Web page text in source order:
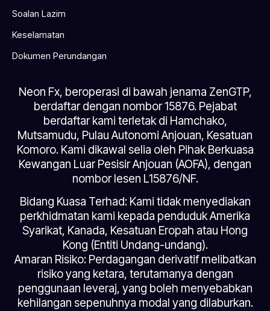
Soalan Lazim
Keselamatan
Dokumen Perundangan
Neon Fx, beroperasi di bawah jenama ZenGTP,
berdaftar dengan nombor 15876. Pejabat
berdaftar kami terletak di Hamchako,
Mutsamudu, Pulau Autonomi Anjouan, Kesatuan
Komoro. Kami dikawal selia oleh Pihak Berkuasa
Kewangan Luar Pesisir Anjouan (AOFA), dengan
nombor lesen L15876/NF.
Bidang Kuasa Terhad: Kami tidak menyediakan
perkhidmatan kami kepada penduduk Amerika
Syarikat, Kanada, Kesatuan Eropah atau Hong
Kong (Entiti Undang-undang).
Amaran Risiko: Perdagangan derivatif melibatkan
risiko yang ketara, terutamanya dengan
penggunaan leveraj, yang boleh menyebabkan
kehilangan sepenuhnya modal yang dilaburkan.